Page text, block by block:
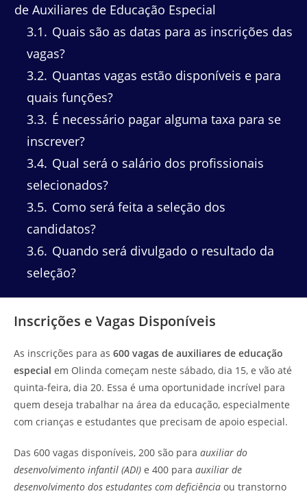
de Auxiliares de Educação Especial
3.1
Quais são as datas para as inscrições das
vagas?
3.2 Quantas vagas estão disponíveis e para
quais funções?
3.3 É necessário pagar alguma taxa para se
inscrever?
3.4 Qual será o salário dos profissionais
selecionados?
3.5 Como será feita a seleção dos
candidatos?
3.6 Quando será divulgado o resultado da
seleção?
Inscrições e Vagas Disponíveis
As inscrições para as 600 vagas de auxiliares de educação
especial em Olinda começam neste sábado, dia 15, e vão até
quinta-feira, dia 20. Essa é uma oportunidade incrível para
quem deseja trabalhar na área da educação, especialmente
com crianças e estudantes que precisam de apoio especial.
Das 600 vagas disponíveis, 200 são para auxiliar do
desenvolvimento infantil (ADI) e 400 para auxiliar de
desenvolvimento dos estudantes com deficiência ou transtorno